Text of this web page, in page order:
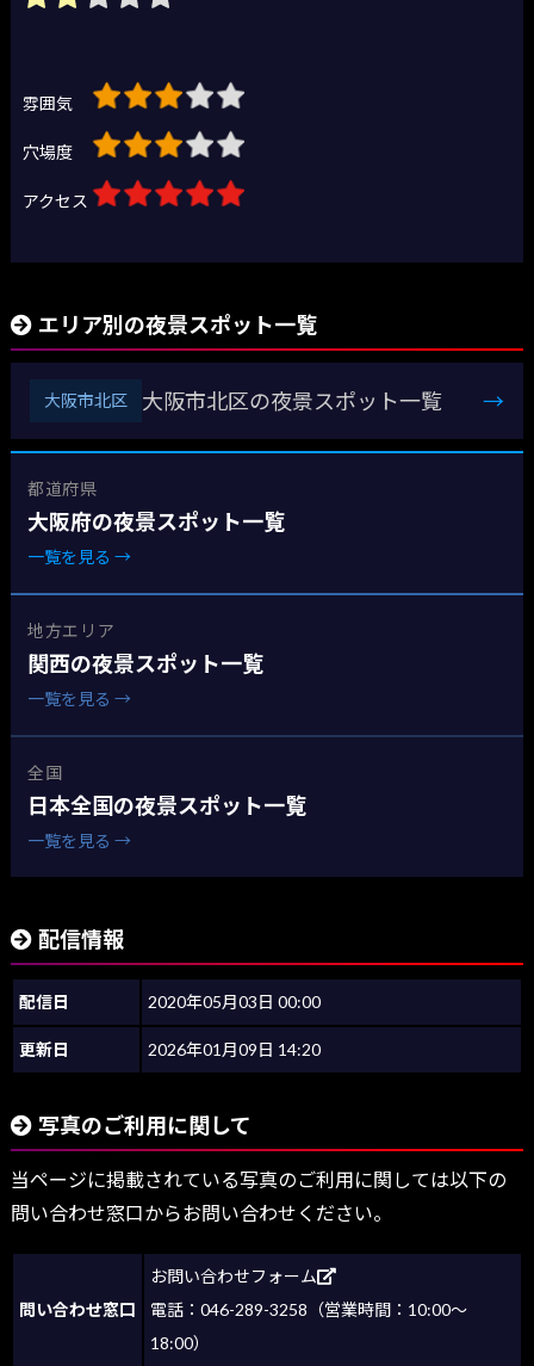
雰囲気
穴場度
アクセス
エリア別の夜景スポット一覧
大阪市北区 大阪市北区の夜景スポット一覧 →
都道府県
大阪府の夜景スポット一覧
一覧を見る →
地方エリア
関西の夜景スポット一覧
一覧を見る →
全国
日本全国の夜景スポット一覧
一覧を見る →
配信情報
配信日 2020年05月03日 00:00
更新日 2026年01月09日 14:20
写真のご利用に関して
当ページに掲載されている写真のご利用に関しては以下の
問い合わせ窓口からお問い合わせください。
問い合わせ窓口
お問い合わせフォーム
電話：046-289-3258（営業時間：10:00～
18:00）